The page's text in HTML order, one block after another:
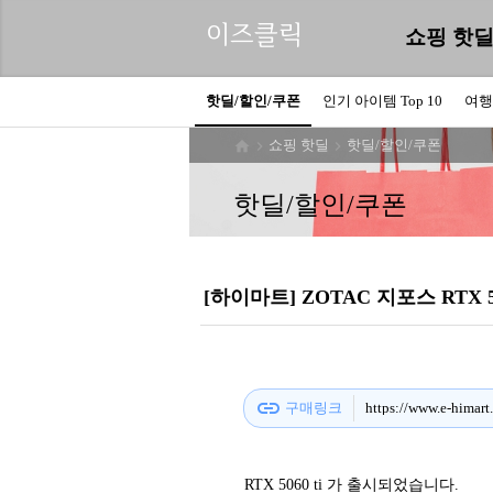
이즈클릭 쇼핑 핫딜
핫딜/할인/쿠폰 인기 아이템 Top 10 여
쇼핑 핫딜 핫딜/할인/쿠폰
핫딜/할인/쿠폰
[하이마트] ZOTAC 지포스 RTX
link 구매링크 https://www.e-
RTX 5060 ti 가 출시되었습니다.